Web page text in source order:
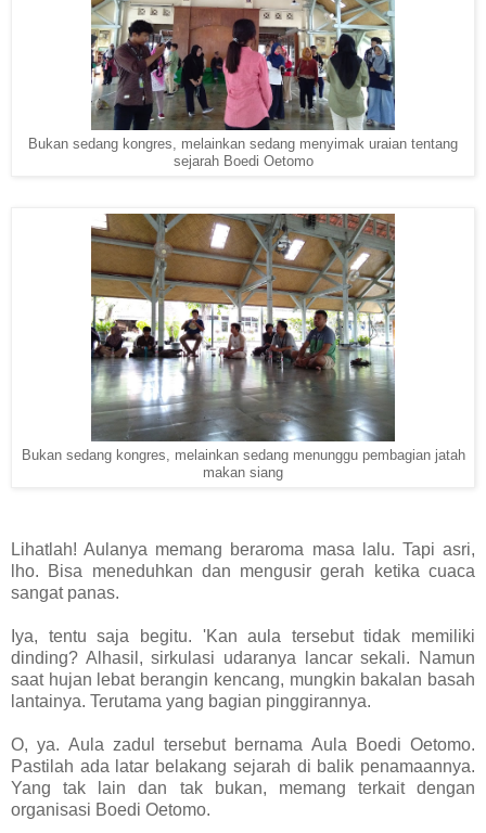
Bukan sedang kongres, melainkan sedang menyimak uraian tentang
sejarah Boedi Oetomo
Bukan sedang kongres, melainkan sedang menunggu pembagian jatah
makan siang
Lihatlah! Aulanya memang beraroma masa lalu. Tapi asri,
lho. Bisa meneduhkan dan mengusir gerah ketika cuaca
sangat panas.
Iya, tentu saja begitu. 'Kan aula tersebut tidak memiliki
dinding? Alhasil, sirkulasi udaranya lancar sekali. Namun
saat hujan lebat berangin kencang, mungkin bakalan basah
lantainya. Terutama yang bagian pinggirannya.
O, ya. Aula zadul tersebut bernama Aula Boedi Oetomo.
Pastilah ada latar belakang sejarah di balik penamaannya.
Yang tak lain dan tak bukan, memang terkait dengan
organisasi Boedi Oetomo.